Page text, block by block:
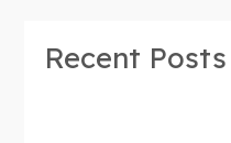
Recent Posts